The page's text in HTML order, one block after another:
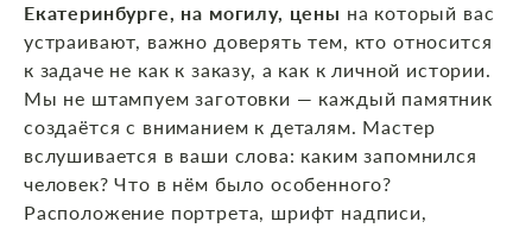
Екатеринбурге, на могилу, цены на который вас
устраивают, важно доверять тем, кто относится
к задаче не как к заказу, а как к личной истории.
Мы не штампуем заготовки — каждый памятник
создаётся с вниманием к деталям. Мастер
вслушивается в ваши слова: каким запомнился
человек? Что в нём было особенного?
Расположение портрета, шрифт надписи,